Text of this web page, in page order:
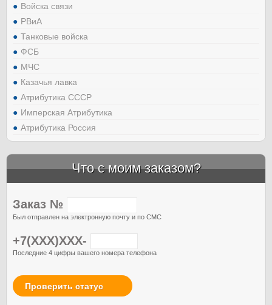
Войска связи
РВиА
Танковые войска
ФСБ
МЧС
Казачья лавка
Атрибутика СССР
Имперская Атрибутика
Атрибутика Россия
Что с моим заказом?
Заказ №
Был отправлен на электронную почту и по СМС
+7(XXX)XXX-
Последние 4 цифры вашего номера телефона
Проверить статус